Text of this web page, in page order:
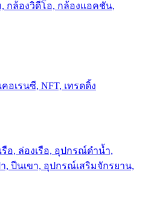
กล้องวิดีโอ, กล้องแอคชัน,
อเรนซี, NFT, เทรดดิ้ง
อ, ล่องเรือ, อุปกรณ์ดำน้ำ,
ปีนเขา, อุปกรณ์เสริมจักรยาน,